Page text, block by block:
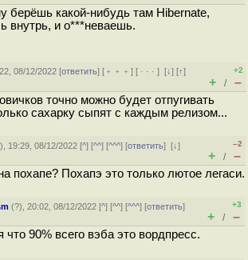
берёшь какой-нибудь там Hibernate,
внутрь, и о***неваешь.
08/12/2022 [ответить] [ ﹢﹢﹢] [ · · ·][↓] [↑]
+2
+ / –
точно можно будет отпугивать
сахарку сыпят с каждым релизом...
), 19:29, 08/12/2022 [^] [^^] [^^^] [ответить][↓]
–2
+ / –
похапе? Похапэ это только лютое легаси.
(?), 20:02, 08/12/2022 [^] [^^] [^^^] [ответить]
+3
+ / –
что 90% всего вэба это вордпресс.